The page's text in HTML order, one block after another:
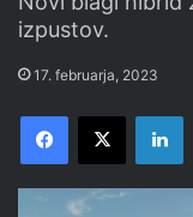
izpustov.
17. februarja, 2023
Facebook
X